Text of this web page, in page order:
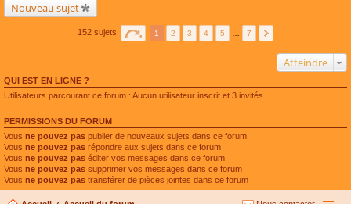
Nouveau sujet
152 sujets 1 2 3 4 5 7
Atteindre
QUI EST EN LIGNE ?
Utilisateurs parcourant ce forum : Aucun utilisateur inscrit et 3 invités
PERMISSIONS DU FORUM
Vous ne pouvez pas publier de nouveaux sujets dans ce forum
Vous ne pouvez pas répondre aux sujets dans ce forum
Vous ne pouvez pas éditer vos messages dans ce forum
Vous ne pouvez pas supprimer vos messages dans ce forum
Vous ne pouvez pas transférer de pièces jointes dans ce forum